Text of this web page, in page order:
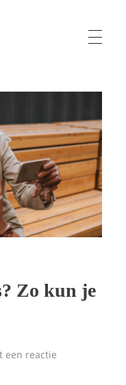
Zo kun je
een reactie